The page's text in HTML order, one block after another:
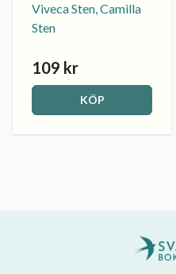
Viveca Sten, Camilla
Sten
109 kr
KÖP